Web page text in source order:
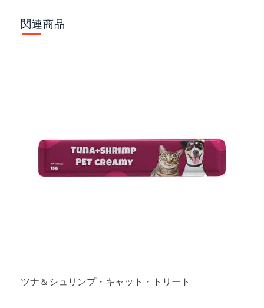
関連商品
ツナ＆シュリンプ・キャット・トリート